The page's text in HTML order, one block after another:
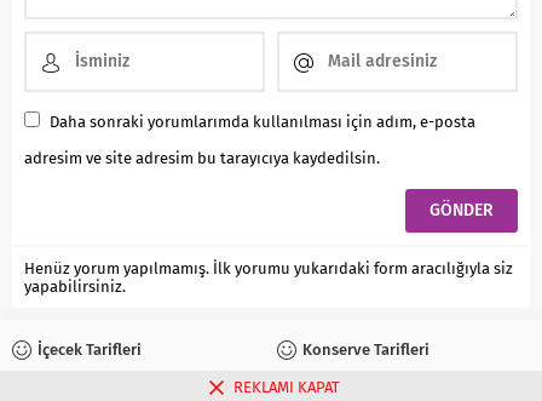
Daha sonraki yorumlarımda kullanılması için adım, e-posta
adresim ve site adresim bu tarayıcıya kaydedilsin.
Henüz yorum yapılmamış. İlk yorumu yukarıdaki form aracılığıyla siz
yapabilirsiniz.
İçecek Tarifleri Konserve Tarifleri
REKLAMI KAPAT